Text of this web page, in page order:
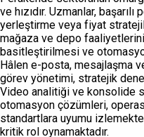
ve hızıdır. Uzmanlar,
yerleştirme veya fiyat
mağaza ve depo
basitleştirilmesi ve
Hâlen e-posta, mesajlaşma
görev yönetimi, stratejik
Video analitiği ve konsolide
otomasyon çözümleri,
standartlara uyumu
kritik rol oynamaktadır.